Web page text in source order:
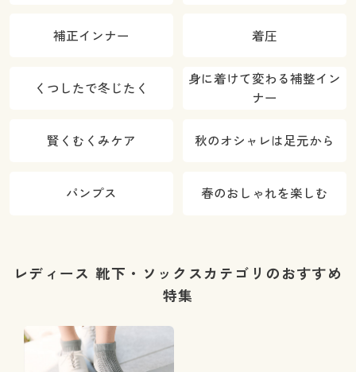
補正インナー 着圧
くつしたで冬じたく
身に着けて変わる補整イン
ナー
賢くむくみケア 秋のオシャレは足元から
パンプス 春のおしゃれを楽しむ
レディース 靴下・ソックスカテゴリのおすすめ
特集